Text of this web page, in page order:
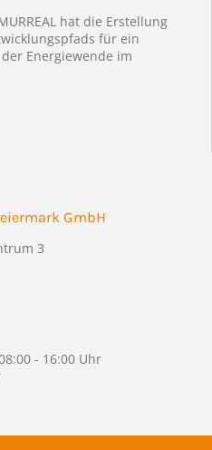
hat die Erstellung
für ein
Energiewende im
GmbH
3
- 16:00 Uhr